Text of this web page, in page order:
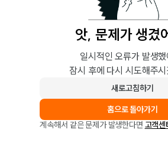
앗, 문제가 생겼
일시적인 오류가 발생했
잠시 후에 다시 시도해주
새로고침하기
홈으로 돌아가기
계속해서 같은 문제가 발생한다면 고객센